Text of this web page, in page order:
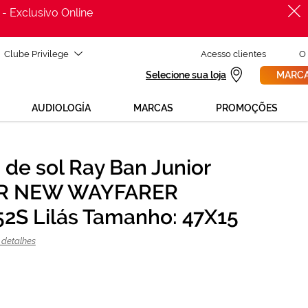
Exclusivo Online
Clube Privilege Acesso clientes O
Selecione sua loja
AUDIOLOGÍA MARCAS PROMOÇÕES
ADICIONAR AO CARRINHO
sol Ray Ban Junior
NEW WAYFARER
Lilás Tamanho: 47X15
detalhes